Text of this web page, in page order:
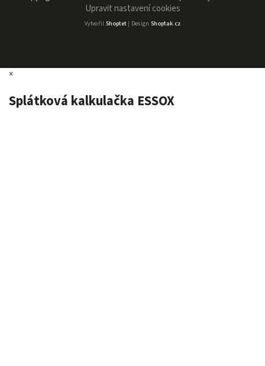
Upravit nastavení cookies
Vytvořil Shoptet| Design Shoptak.cz
×
Splátková kalkulačka ESSOX